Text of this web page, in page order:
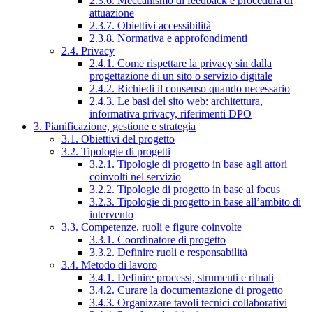
attuazione
2.3.7. Obiettivi accessibilità
2.3.8. Normativa e approfondimenti
2.4. Privacy
2.4.1. Come rispettare la privacy sin dalla
progettazione di un sito o servizio digitale
2.4.2. Richiedi il consenso quando necessario
2.4.3. Le basi del sito web: architettura,
informativa privacy, riferimenti DPO
3. Pianificazione, gestione e strategia
3.1. Obiettivi del progetto
3.2. Tipologie di progetti
3.2.1. Tipologie di progetto in base agli attori
coinvolti nel servizio
3.2.2. Tipologie di progetto in base al focus
3.2.3. Tipologie di progetto in base all’ambito di
intervento
3.3. Competenze, ruoli e figure coinvolte
3.3.1. Coordinatore di progetto
3.3.2. Definire ruoli e responsabilità
3.4. Metodo di lavoro
3.4.1. Definire processi, strumenti e rituali
3.4.2. Curare la documentazione di progetto
3.4.3. Organizzare tavoli tecnici collaborativi